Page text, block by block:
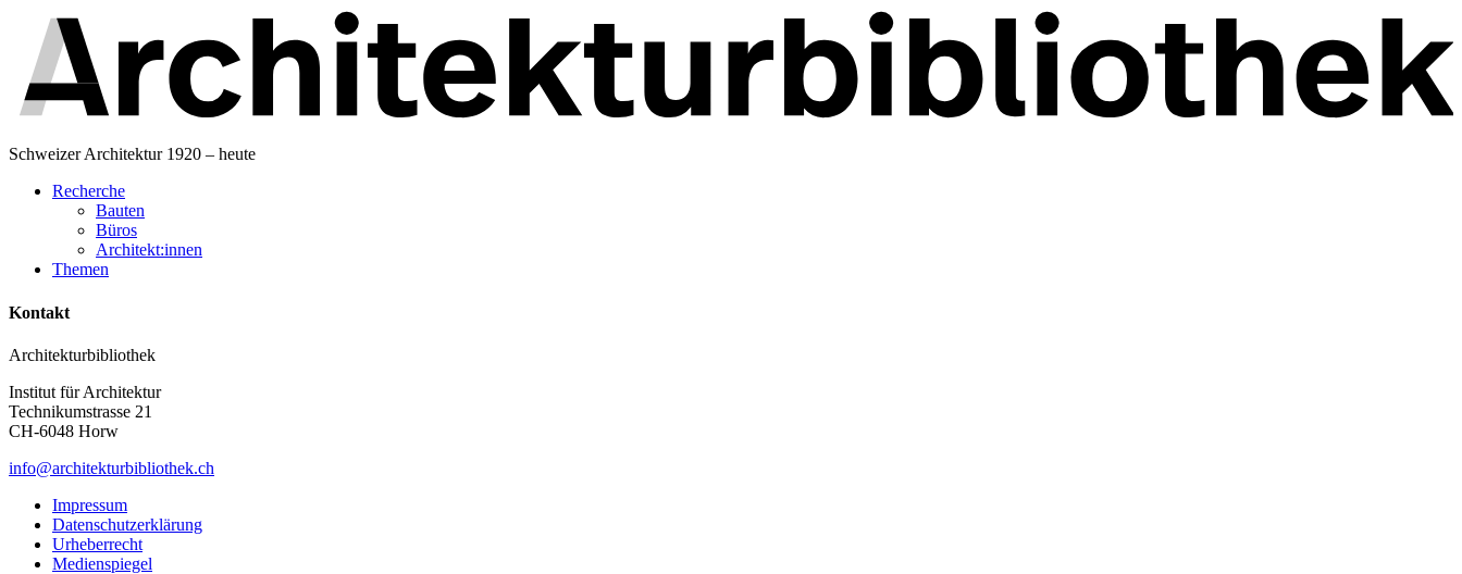
Schweizer Architektur 1920 – heute
Recherche
Bauten
Büros
Architekt:innen
Themen
Kontakt
Architekturbibliothek
Institut für Architektur
Technikumstrasse 21
CH-6048 Horw
info@architekturbibliothek.ch
Impressum
Datenschutzerklärung
Urheberrecht
Medienspiegel